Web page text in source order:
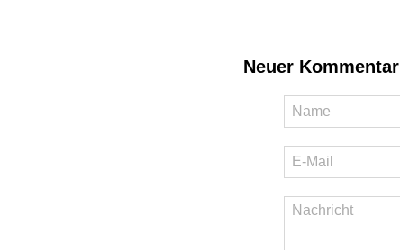
Neuer Kommentar